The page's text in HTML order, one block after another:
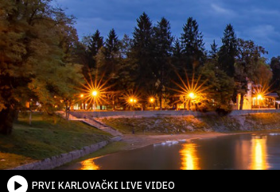
PRVI KARLOVAČKI LIVE VIDEO